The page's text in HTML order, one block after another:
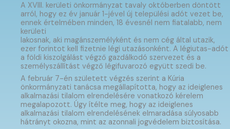
A XVIII. kerületi önkormányzat tavaly októberben döntött
arról, hogy ez év január 1-jével új települési adót vezet be,
ennek értelmében minden, 18 évesnél nem fiatalabb, nem
kerületi
lakosnak, aki magánszemélyként és nem cég által utazik,
ezer forintot kell fizetnie légi utazásonként. A légiutas-adót
a földi kiszolgálást végző gazdálkodó szervezet és a
személyszállítást végző légifuvarozó együtt szedi be.
A február 7-én született végzés szerint a Kúria
önkormányzati tanácsa megállapította, hogy az ideiglenes
alkalmazási tilalom elrendelésére vonatkozó kérelem
megalapozott. Úgy ítélte meg, hogy az ideiglenes
alkalmazási tilalom elrendelésének elmaradása súlyosabb
hátrányt okozna, mint az azonnali jogvédelem biztosítása.